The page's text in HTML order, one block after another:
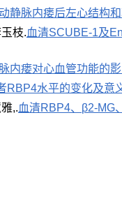
静脉内瘘后左心结构
枝.血清SCUBE-1及
内瘘对心血管功能的
RBP4水平的变化及意
,.血清RBP4、β2-MG